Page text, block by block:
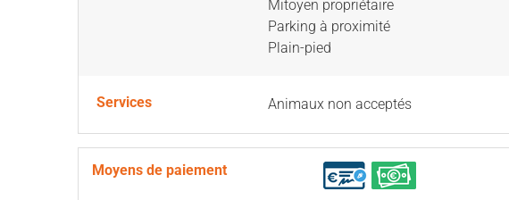
Mitoyen propriétaire
Parking à proximité
Plain-pied
Services Animaux non acceptés
Moyens de paiement